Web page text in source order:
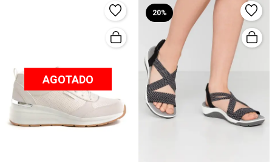
AGOTADO
20%